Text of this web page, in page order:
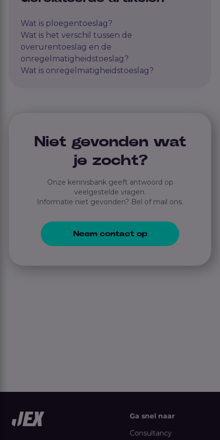
Wat is ploegentoeslag?
Wat is het verschil tussen de
overurentoeslag en de
onregelmatigheidstoeslag?
Wat is onregelmatigheidstoeslag?
Niet gevonden wat
je zocht?
Onze kennisbank geeft antwoord op
veelgestelde vragen.
Informatie niet gevonden? Bel of mail ons.
Neem contact op
Ga snel naar
Consultancy